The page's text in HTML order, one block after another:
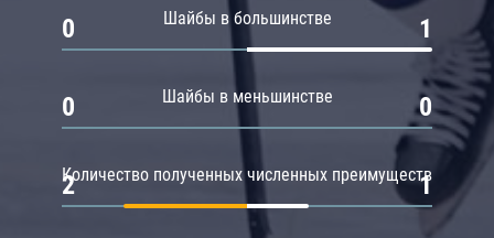
Шайбы в большинстве
0 1
Шайбы в меньшинстве
0 0
Количество полученных численных преимуществ
2 1